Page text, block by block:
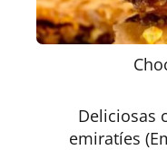
Deliciosas
emiratíes